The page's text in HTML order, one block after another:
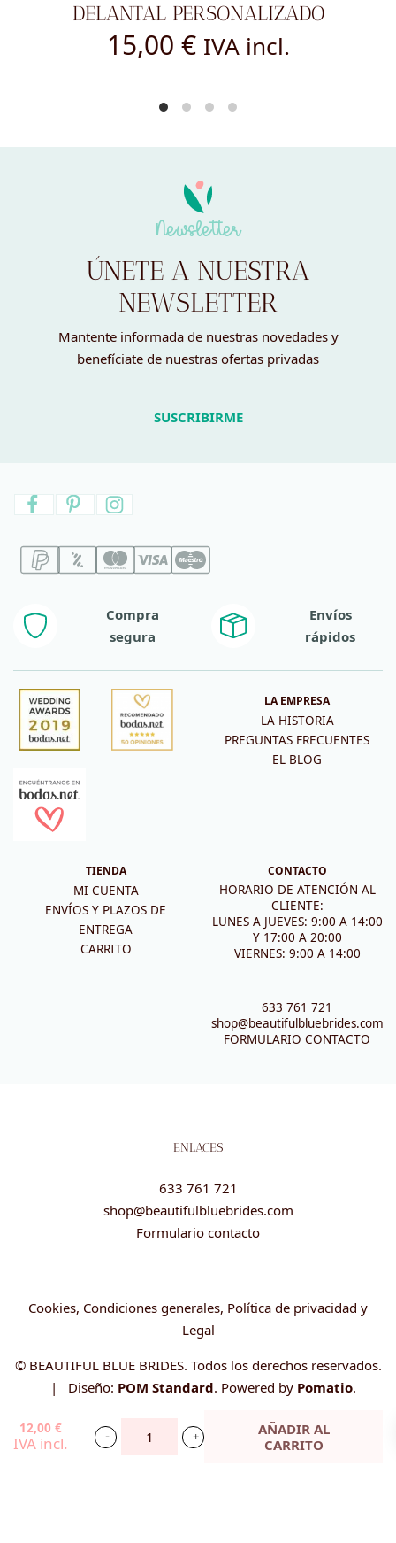
DELANTAL PERSONALIZADO
15,00 € IVA incl.
12,00 €
IVA incl.
Tabla
AÑADIR AL
CARRITO
Newsletter
ÚNETE A NUESTRA
NEWSLETTER
Mantente informada de nuestras novedades y
benefíciate de nuestras ofertas privadas
SUSCRIBIRME
Compra
segura
Envíos
rápidos
LA EMPRESA
LA HISTORIA
PREGUNTAS FRECUENTES
EL BLOG
TIENDA
MI CUENTA
ENVÍOS Y PLAZOS DE
ENTREGA
CARRITO
CONTACTO
HORARIO DE ATENCIÓN AL
CLIENTE:
LUNES A JUEVES: 9:00 A 14:00
Y 17:00 A 20:00
VIERNES: 9:00 A 14:00
633 761 721
shop@beautifulbluebrides.com
FORMULARIO CONTACTO
ENLACES
633 761 721
shop@beautifulbluebrides.com
Formulario contacto
Cookies, Condiciones generales, Política de privacidad y
Legal
© BEAUTIFUL BLUE BRIDES. Todos los derechos reservados.
| Diseño: POM Standard. Powered by Pomatio.